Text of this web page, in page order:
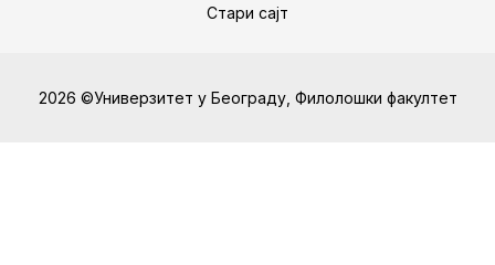
Стари сајт
2026 ©Универзитет у Београду, Филолошки факултет